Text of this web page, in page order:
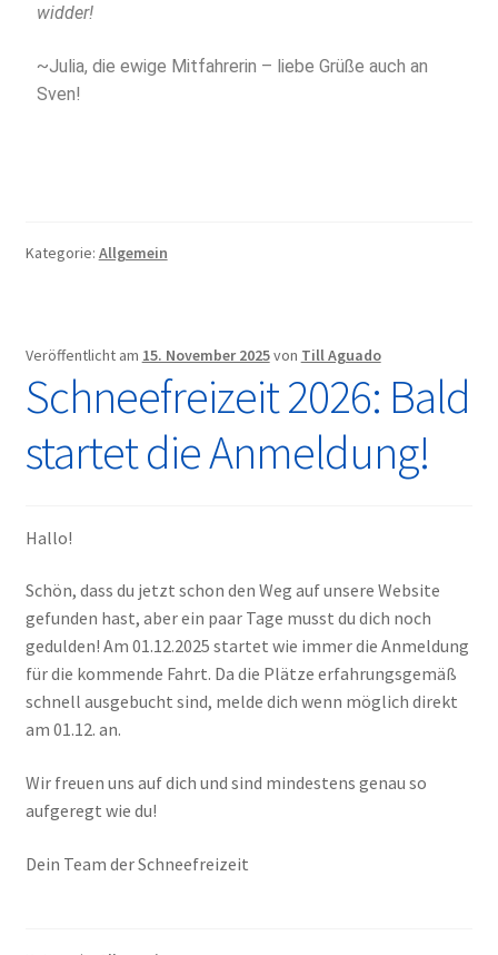
widder!
~Julia, die ewige Mitfahrerin – liebe Grüße auch an
Sven!
Kategorie: Allgemein
Veröffentlicht am 15. November 2025von Till Aguado
Schneefreizeit 2026: Bald
startet die Anmeldung!
Hallo!
Schön, dass du jetzt schon den Weg auf unsere Website
gefunden hast, aber ein paar Tage musst du dich noch
gedulden! Am 01.12.2025 startet wie immer die Anmeldung
für die kommende Fahrt. Da die Plätze erfahrungsgemäß
schnell ausgebucht sind, melde dich wenn möglich direkt
am 01.12. an.
Wir freuen uns auf dich und sind mindestens genau so
aufgeregt wie du!
Dein Team der Schneefreizeit